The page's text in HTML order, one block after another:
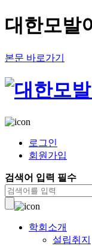
대한모발
본문 바로가기
로그인
회원가입
검색어 입력 필수
학회소개
설립취지